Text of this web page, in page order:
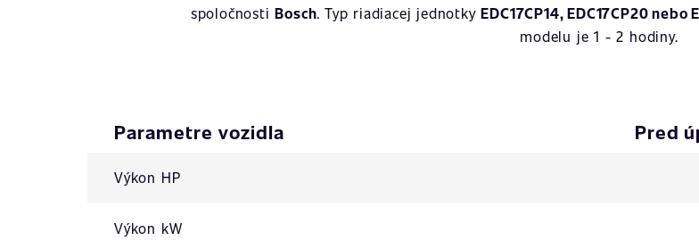
spoločnostiBosch. Typ riadiacej jednotkyEDC17CP14, EDC17CP20 nebo
modelu je 1 - 2 hodiny.
Parametre vozidla Pred
Výkon HP
Výkon kW